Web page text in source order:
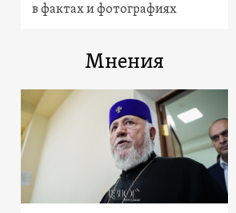
в фактах и фотографиях
Мнения